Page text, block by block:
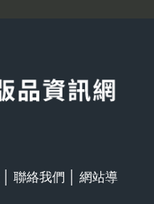
聯絡我們
網站導